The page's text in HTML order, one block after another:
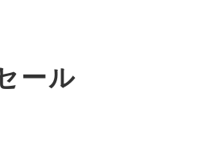
ール